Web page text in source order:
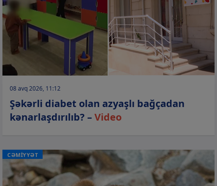
08 avq 2026, 11:12
Şəkərli diabet olan azyaşlı bağçadan
kənarlaşdırılıb? –Video
CƏMİYYƏT